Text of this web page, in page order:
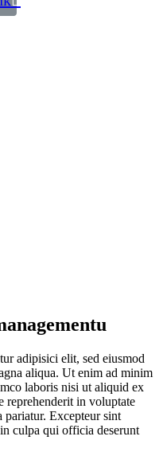
adipisici elit, sed eiusmod
aliqua. Ut enim ad minim
laboris nisi ut aliquid ex
reprehenderit in voluptate
Excepteur sint
culpa qui officia deserunt